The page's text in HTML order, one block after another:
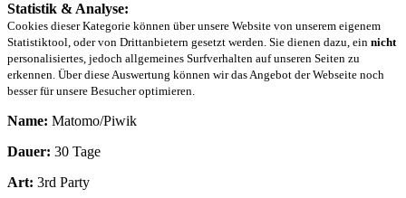
Statistik & Analyse:
Cookies dieser Kategorie können über unsere Website von unserem eigenem
Statistiktool, oder von Drittanbietern gesetzt werden. Sie dienen dazu, ein nicht
personalisiertes, jedoch allgemeines Surfverhalten auf unseren Seiten zu
erkennen. Über diese Auswertung können wir das Angebot der Webseite noch
besser für unsere Besucher optimieren.
Name: Matomo/Piwik
Dauer: 30 Tage
Art: 3rd Party